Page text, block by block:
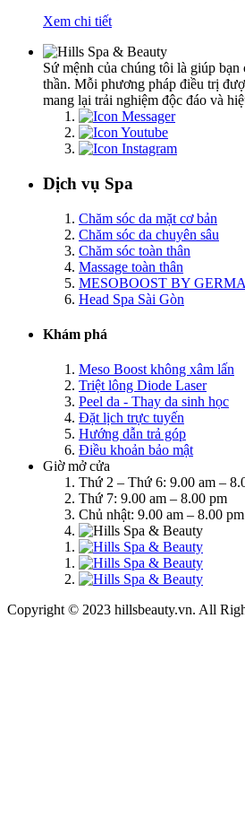
Xem chi tiết
Sứ mệnh của chúng tôi là giúp bạn
thần. Mỗi phương pháp điều trị
mang lại trải nghiệm độc đáo và
Dịch vụ Spa
Chăm sóc da mặt cơ bản
Chăm sóc da chuyên sâu
Chăm sóc toàn thân
Massage toàn thân
MESOBOOST BY
Head Spa Sài Gòn
Khám phá
Meso Boost không xâm lấn
Triệt lông Diode Laser
Peel da - Thay da sinh học
Đặt lịch trực tuyến
Hướng dẫn trả góp
Điều khoản bảo mật
Giờ mở cửa
Thứ 2 – Thứ 6: 9.00 am –
Thứ 7: 9.00 am – 8.00 pm
Chủ nhật: 9.00 am – 8.00 pm
Copyright © 2023 hillsbeauty.vn. All